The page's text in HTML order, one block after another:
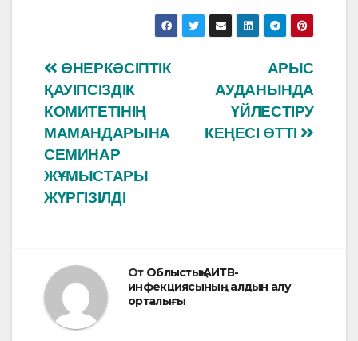
e
b
o
o
k
at
s
p
p
Навигация
по
записям
АРЫС
АУДАНЫНДА
ҮЙЛЕСТІРУ
КЕҢЕСІ ӨТТІ
ӨНЕРКӘСІПТІК
ҚАУІПСІЗДІК
КОМИТЕТІНІҢ
МАМАНДАРЫНА
СЕМИНАР
ЖҰМЫСТАРЫ
ЖҮРГІЗІЛДІ
От Облыстық АИТВ-
инфекциясының алдын алу
орталығы